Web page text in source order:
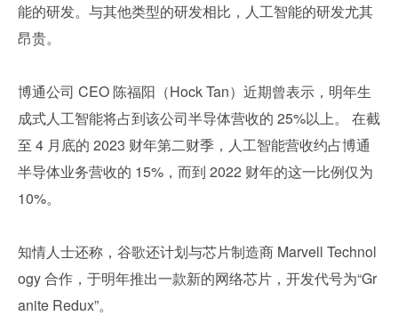
能的研发。与其他类型的研发相比，人工智能的研发尤其
昂贵。
博通公司 CEO 陈福阳（Hock Tan）近期曾表示，明年生
成式人工智能将占到该公司半导体营收的 25%以上。 在截
至 4 月底的 2023 财年第二财季，人工智能营收约占博通
半导体业务营收的 15%，而到 2022 财年的这一比例仅为
10%。
知情人士还称，谷歌还计划与芯片制造商 Marvell Technol
ogy 合作，于明年推出一款新的网络芯片，开发代号为“Gr
anite Redux”。